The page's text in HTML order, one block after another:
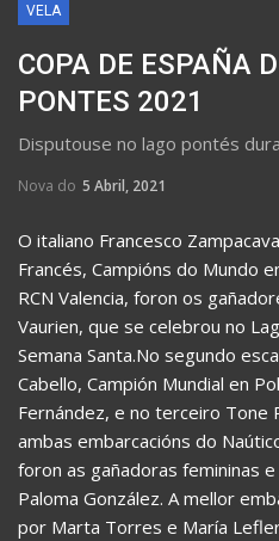
VELA
COPA DE ESPAÑA
PONTES 2021
Disputouse no lago pontés
Nova do 5 Abril, 2021
O italiano Francesco
Francés, Campións do Mundo
RCN Valencia, foron os
Vaurien, que se celebrou no
Semana Santa.No segundo
Cabello, Campión Mundial en
Fernández, e no terceiro Tone
ambas embarcacións do
foron as gañadoras femininas
Paloma González. A mellor
por Marta Torres e María